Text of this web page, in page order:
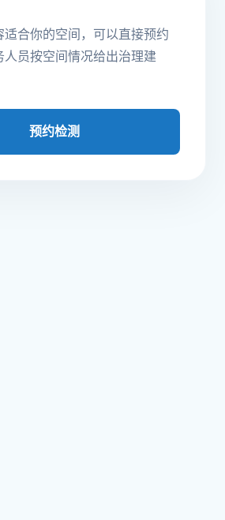
适合你的空间，可以直接预约
人员按空间情况给出治理建
预约检测